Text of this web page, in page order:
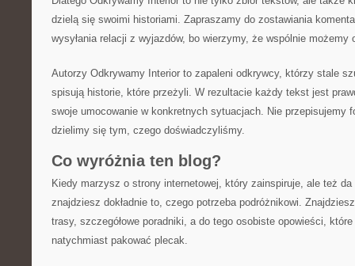
dzielą się swoimi historiami. Zapraszamy do zostawiania
wysyłania relacji z wyjazdów, bo wierzymy, że wspólnie możemy
Autorzy Odkrywamy Interior to zapaleni odkrywcy, którzy stale
spisują historie, które przeżyli. W rezultacie każdy tekst jest
swoje umocowanie w konkretnych sytuacjach. Nie przepisujemy
dzielimy się tym, czego doświadczyliśmy.
Co wyróżnia ten blog?
Kiedy marzysz o strony internetowej, który zainspiruje, ale też
znajdziesz dokładnie to, czego potrzeba podróżnikowi.
trasy, szczegółowe poradniki, a do tego osobiste opowieści,
natychmiast pakować plecak.